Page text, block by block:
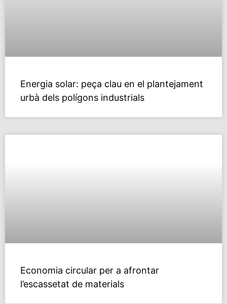
Energia solar: peça clau en el plantejament
urbà dels polí­gons industrials
Economia circular per a afrontar
l’escassetat de materials